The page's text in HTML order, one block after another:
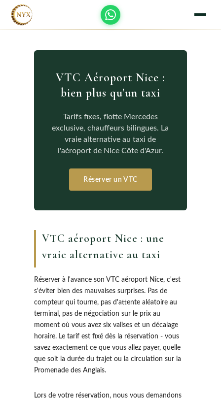
VTC Aéroport Nice :
bien plus qu'un taxi
Tarifs fixes, flotte Mercedes
exclusive, chauffeurs bilingues. La
vraie alternative au taxi de
l'aéroport de Nice Côte d'Azur.
Réserver un VTC
VTC aéroport Nice : une
vraie alternative au taxi
Réserver à l'avance son VTC aéroport Nice, c'est
s'éviter bien des mauvaises surprises. Pas de
compteur qui tourne, pas d'attente aléatoire au
terminal, pas de négociation sur le prix au
moment où vous avez six valises et un décalage
horaire. Le tarif est fixé dès la réservation - vous
savez exactement ce que vous allez payer, quelle
que soit la durée du trajet ou la circulation sur la
Promenade des Anglais.
Lors de votre réservation, nous vous demandons